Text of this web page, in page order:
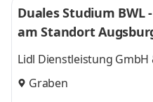
Duales Studium
am Standort
Lidl Dienstleistung GmbH
Graben